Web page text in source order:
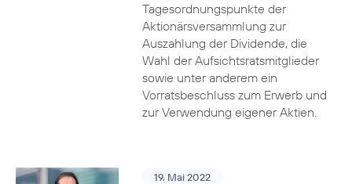
Tagesordnungspunkte der
Aktionärsversammlung zur
Auszahlung der Dividende, die
Wahl der Aufsichtsratsmitglieder
sowie unter anderem ein
Vorratsbeschluss zum Erwerb und
zur Verwendung eigener Aktien.
19. Mai 2022